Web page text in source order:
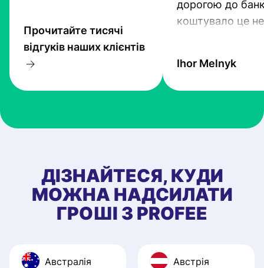
Прочитайте тисячі
відгуків наших клієнтів
дорогою до
коштувало це
один з кращих.
Ihor Melnyk
ДІЗНАЙТЕСЯ, КУДИ
МОЖНА НАДСИЛАТИ
ГРОШІ З PROFEE
Австралія Австрія